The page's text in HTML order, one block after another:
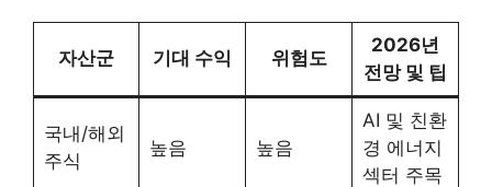
자산군 기대 수익 위험도
2026년
전망 및 팁
국내/해외
주식
높음 높음
AI 및 친환
경 에너지
섹터 주목